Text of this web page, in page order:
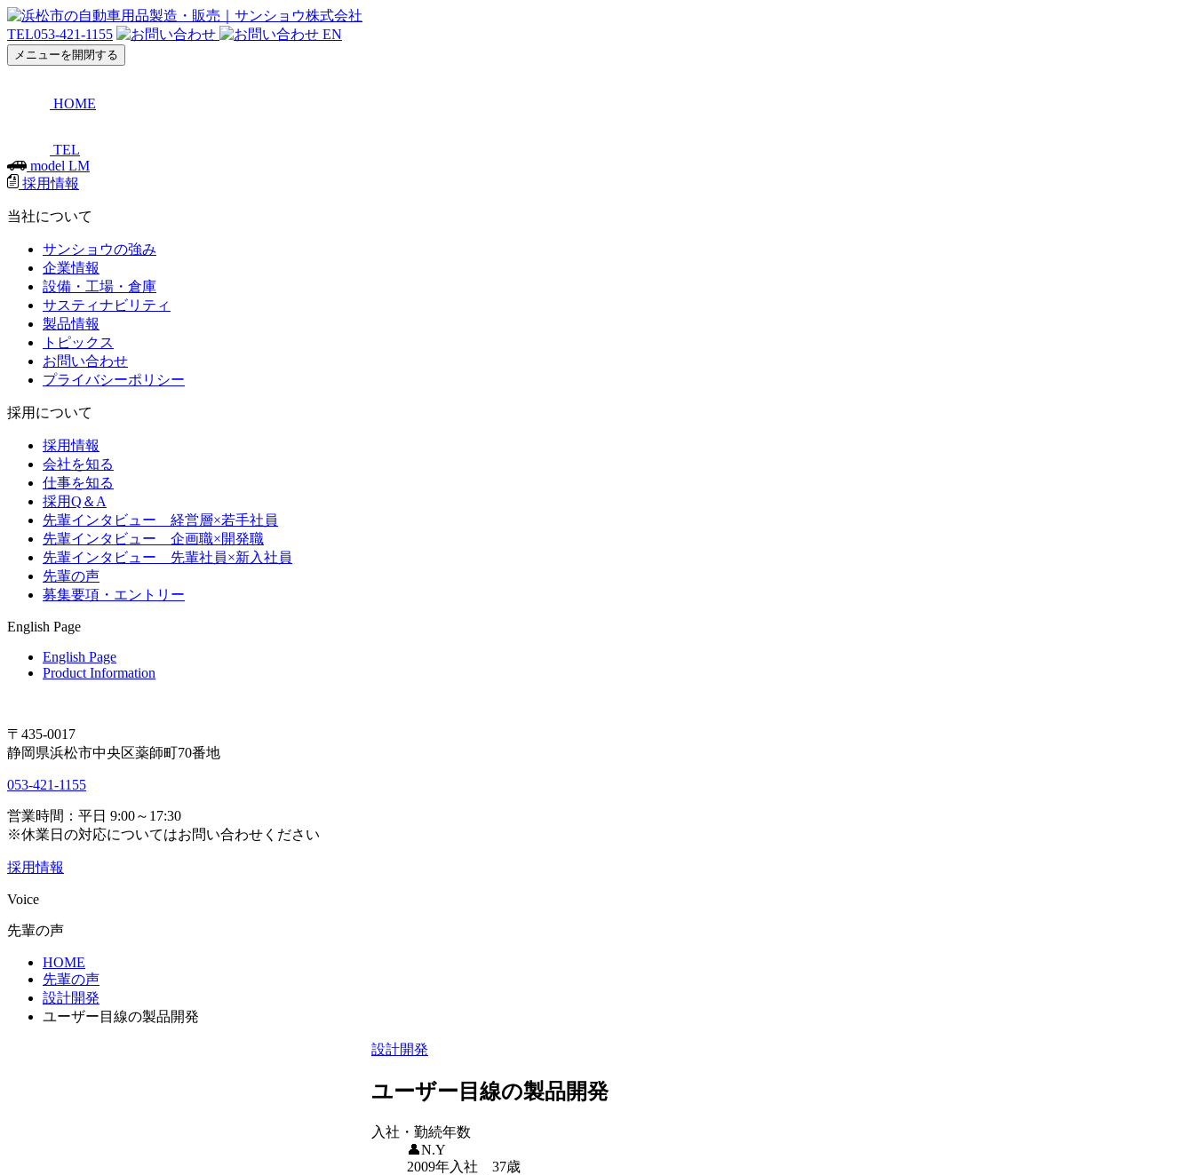
TEL053-421-1155 EN
メニューを開閉する
HOME
TEL
model LM
採用情報
当社について
サンショウの強み
企業情報
設備・工場・倉庫
サスティナビリティ
製品情報
トピックス
お問い合わせ
プライバシーポリシー
採用について
採用情報
会社を知る
仕事を知る
採用Q＆A
先輩インタビュー 経営層×若手社員
先輩インタビュー 企画職×開発職
先輩インタビュー 先輩社員×新入社員
先輩の声
募集要項・エントリー
English Page
English Page
Product Information
〒435-0017
静岡県浜松市中央区薬師町70番地
053-421-1155
営業時間：平日 9:00～17:30
※休業日の対応についてはお問い合わせください
採用情報
Voice
先輩の声
HOME
先輩の声
設計開発
ユーザー目線の製品開発
設計開発
ユーザー目線の製品開発
入社・勤続年数
👤N.Y
2009年入社 37歳